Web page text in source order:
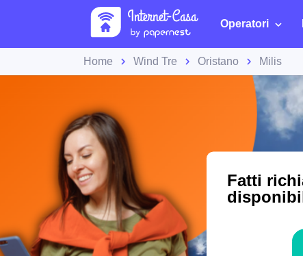
Operatori
Home Wind Tre Oristano Milis